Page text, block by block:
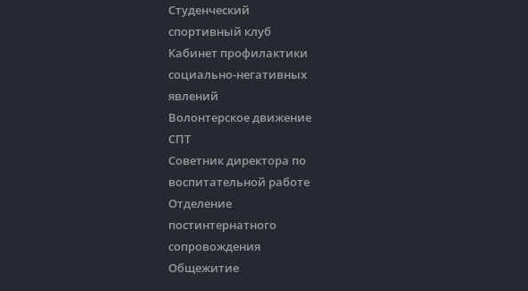
Студенческий
спортивный клуб
Кабинет профилактики
социально-негативных
явлений
Волонтерское движение
СПТ
Советник директора по
воспитательной работе
Отделение
постинтернатного
сопровождения
Общежитие